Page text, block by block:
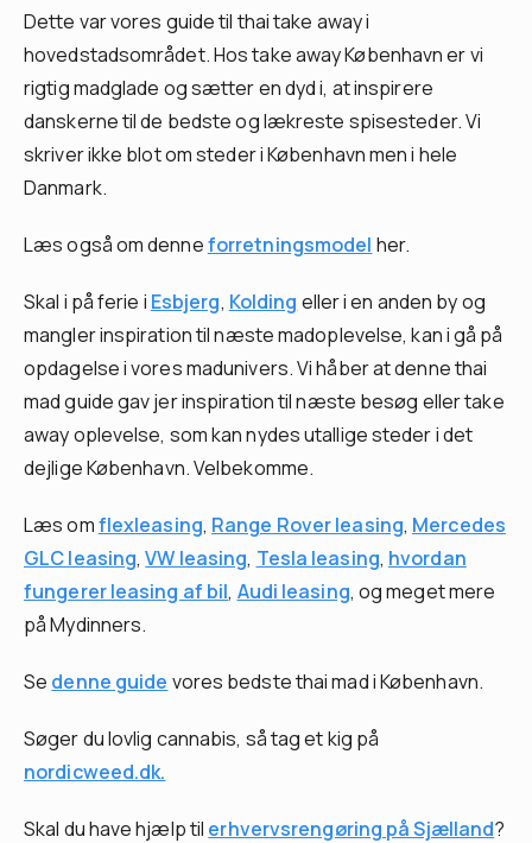
Dette var vores guide til thai take away i
hovedstadsområdet. Hos take away København er vi
rigtig madglade og sætter en dyd i, at inspirere
danskerne til de bedste og lækreste spisesteder. Vi
skriver ikke blot om steder i København men i hele
Danmark.
Læs også om denneforretningsmodel her.
Skal i på ferie i Esbjerg, Kolding eller i en anden by og
mangler inspiration til næste madoplevelse, kan i gå på
opdagelse i vores madunivers. Vi håber at denne thai
mad guide gav jer inspiration til næste besøg eller take
away oplevelse, som kan nydes utallige steder i det
dejlige København. Velbekomme.
Læs omflexleasing, Range Rover leasing, Mercedes
GLC leasing,VW leasing, Tesla leasing, hvordan
fungerer leasing af bil, Audi leasing, og meget mere
på Mydinners.
Se denne guide vores bedste thai mad i København.
Søger du lovlig cannabis, så tag et kig på
nordicweed.dk.
Skal du have hjælp til erhvervsrengøring på Sjælland?